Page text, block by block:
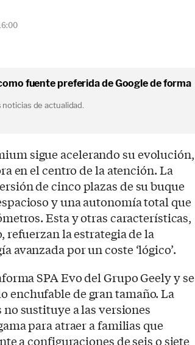
fuente preferida de Google de forma
de actualidad.
sigue acelerando su evolución,
en el centro de la atención. La
de cinco plazas de su buque
y una autonomía total que
Esta y otras características,
la estrategia de la
avanzada por un coste ‘lógico’.
SPA Evo del Grupo Geely y se
enchufable de gran tamaño. La
sustituye a las versiones
para atraer a familias que
a configuraciones de seis o siete